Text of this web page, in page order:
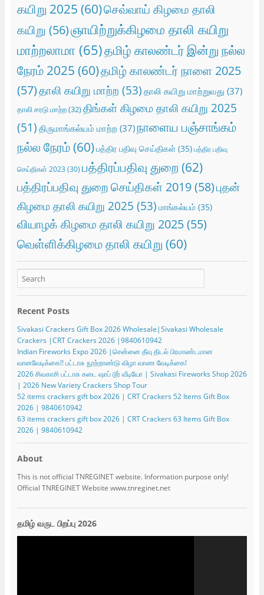
கயிறு 2025 (60)செவ்வாய் கிழமை தாலி
கயிறு (56)ஞாயிற்றுக்கிழமை தாலி கயிறு
மாற்றலாமா (65)தமிழ் காலண்டர் இன்று நல்ல
நேரம் 2025 (60)தமிழ் காலண்டர் நாளை 2025
(57)தாலி கயிறு மாற்ற (53) தாலி கயிறு மாற்றுவது (37)
தாலி சரடு மாற்ற(32)திங்கள் கிழமை தாலி கயிறு 2025
(51) திருமாங்கல்யம் மாற்ற (37)நாளைய பஞ்சாங்கம்
நல்ல நேரம்(60)பத்திர பதிவு செய்திகள்(35) பத்திர பதிவு
செய்திகள் 2023 (30) பத்திரப்பதிவு துறை (62)
பத்திரப்பதிவு துறை செய்திகள் 2019(58)புதன்
கிழமை தாலி கயிறு 2025 (53) மாங்கல்யம்(35)
வியாழக் கிழமை தாலி கயிறு 2025(55)
வெள்ளிக்கிழமை தாலி கயிறு (60)
Recent Posts
Sivakasi Crackers Gift Box 2026 Wholesale|Sivakasi Wholesale
Crackers |CRT Crackers 2026 |9840610942
Indian Fireworks Expo 2026 |சென்னை தீவு திடல் பிரமாண்டமான
வானவேடிக்கை!! பட்டாசு நூற்றாண்டு விழா வாண வேடிக்கை!
2026 சிவகாசி பட்டாசு கடை ஷாப் டூர் வீடியோ | Sivakasi Fireworks Shop 2026
| 2026 New Variety Crackers Shop Tour
52 items crackers gift box 2026 | CRT Crackers 52 Items Gift Box
2026 | 9840610942
63 items crackers gift box 2026 | CRT Crackers 63 Items Gift Box
2026 | 9840610942
About
This is not official TNREGINET website. Information purpose only!
Official TNREGINET Website www.tnreginet.net
தமிழ் வருட பிறப்பு 2026